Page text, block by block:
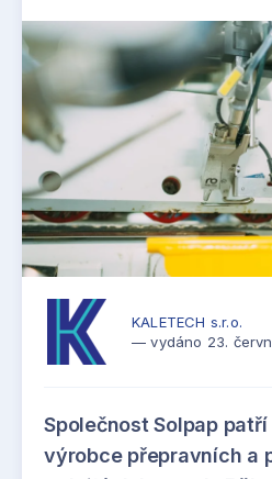
KALETECH s.r.o.
— vydáno 23.
Společnost Solpap
výrobce přepravních a